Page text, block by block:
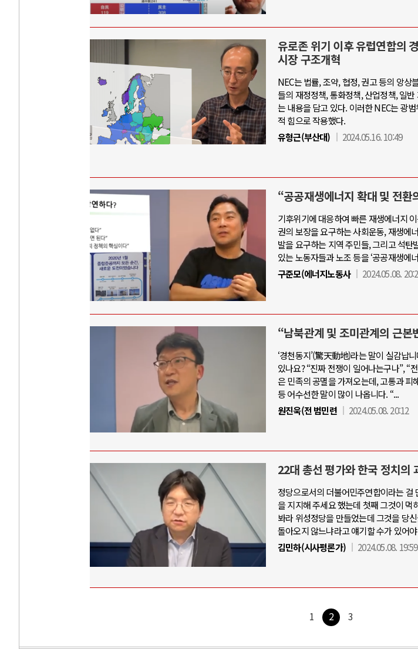
유로존 위기 이후 유럽연합의
시장 구조개혁
NEC는 법률, 조약, 협정, 권고 등의 앙상
들의 재정정책, 통화정책, 산업정책, 일
는 내용을 담고 있다. 이러한 NEC는 광
적 힘으로 작용했다.
유형근(부산대)
2024.05.16. 10:49
“공공재생에너지 확대 및 전환
기후위기에 대응하여 빠른 재생에너지
권의 보장을 요구하는 사회운동, 재생에
발을 요구하는 지역 주민들, 그리고 석
있는 노동자들과 노조 등을 ‘공공재생에
구준모(에너지노동사
2024.05.08.
“남북관계 및 조미관계의 근
‘경천동지’(驚天動地)라는 말이 실감납
있나요? “진짜 전쟁이 일어나는구나”, “
은 민족의 공멸을 가져오는데, 고통과
등 어수선한 말이 많이 나옵니다. “...
원진욱(전 범민련
2024.05.08. 20:12
22대 총선 평가와 한국 정치의
정당으로서의 더불어민주연합이라는
을 지지해 주세요 했는데 첫째 그것이
봐라 위성정당을 만들었는데 그것을 당
돌아오지 않느냐라고 얘기할 수가 있어
김민하(시사평론가)
2024.05.08. 19:59
1 2 3